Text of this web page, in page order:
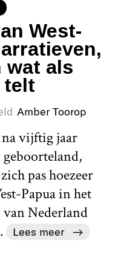
West-
wat als
telt
Amber Toorop
vijftig jaar
pas hoezeer
Papua in het
van Nederland
Lees meer